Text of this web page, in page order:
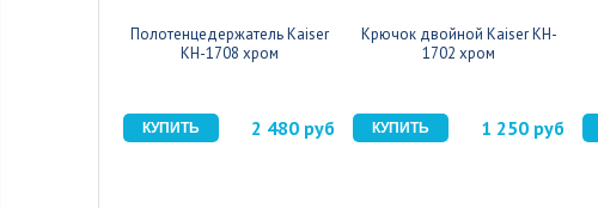
Полотенцедержатель Kaiser
KH-1708 хром
2 480 руб
Крючок двойной Kaiser KH-
1702 хром
1 250 руб